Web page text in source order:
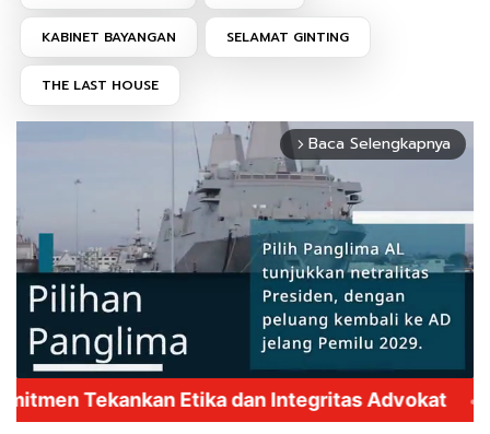
KABINET BAYANGAN SELAMAT GINTING
THE LAST HOUSE
arrow_forward_ios Baca Selengkapnya